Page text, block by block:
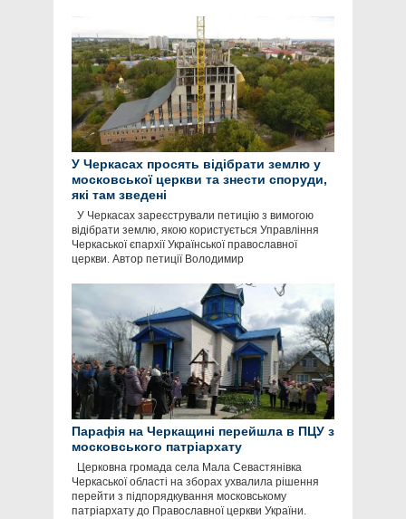
У Черкасах просять відібрати землю у
московської церкви та знести споруди,
які там зведені
У Черкасах зареєстрували петицію з вимогою
відібрати землю, якою користується Управління
Черкаської єпархії Української православної
церкви. Автор петиції Володимир
Парафія на Черкащині перейшла в ПЦУ з
московського патріархату
Церковна громада села Мала Севастянівка
Черкаської області на зборах ухвалила рішення
перейти з підпорядкування московському
патріархату до Православної церкви України.